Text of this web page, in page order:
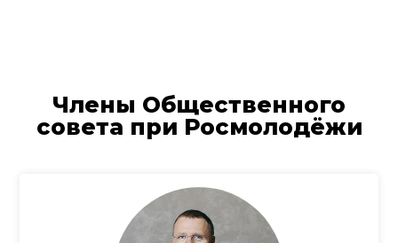
Члены Общественного
совета при Росмолодёжи